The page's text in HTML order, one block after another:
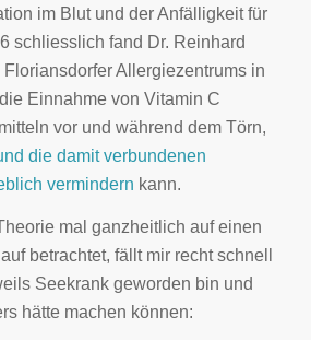
im Blut und der Anfälligkeit für
schliesslich fand Dr. Reinhard
Allergiezentrums in
Einnahme von Vitamin C
vor und während dem Törn,
die damit verbundenen
vermindern kann.
mal ganzheitlich auf einen
betrachtet, fällt mir recht schnell
Seekrank geworden bin und
hätte machen können: